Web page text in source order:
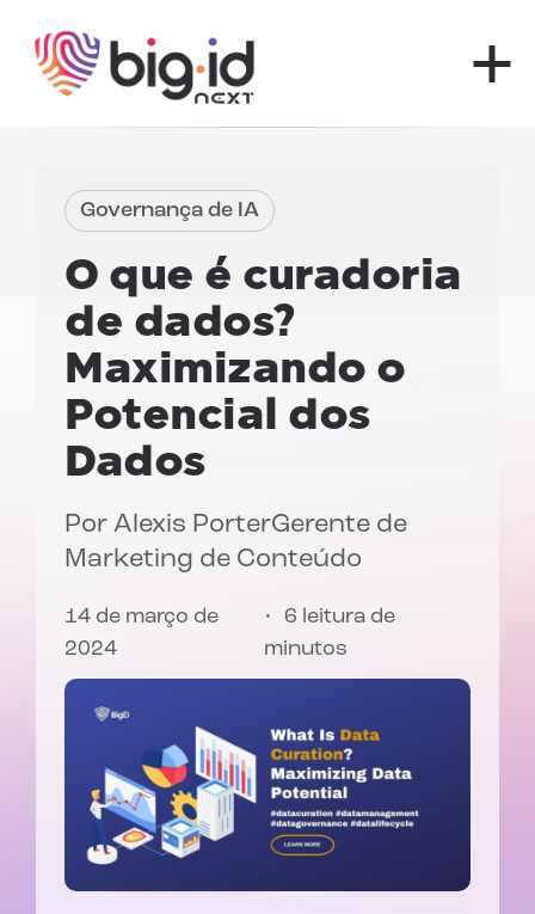
Governança de IA
O que é curadoria
de dados?
Maximizando o
Potencial dos
Dados
Por Alexis PorterGerente de
Marketing de Conteúdo
14 de março de
2024
6 leitura de
minutos